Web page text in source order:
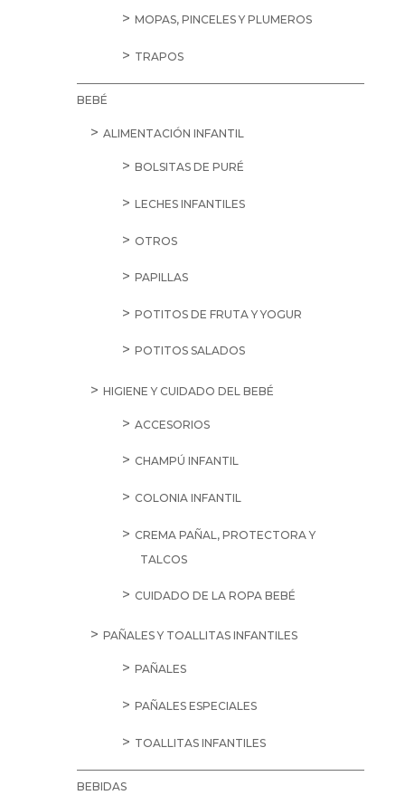
MOPAS, PINCELES Y PLUMEROS
TRAPOS
BEBÉ
ALIMENTACIÓN INFANTIL
BOLSITAS DE PURÉ
LECHES INFANTILES
OTROS
PAPILLAS
POTITOS DE FRUTA Y YOGUR
POTITOS SALADOS
HIGIENE Y CUIDADO DEL BEBÉ
ACCESORIOS
CHAMPÚ INFANTIL
COLONIA INFANTIL
CREMA PAÑAL, PROTECTORA Y
TALCOS
CUIDADO DE LA ROPA BEBÉ
PAÑALES Y TOALLITAS INFANTILES
PAÑALES
PAÑALES ESPECIALES
TOALLITAS INFANTILES
BEBIDAS